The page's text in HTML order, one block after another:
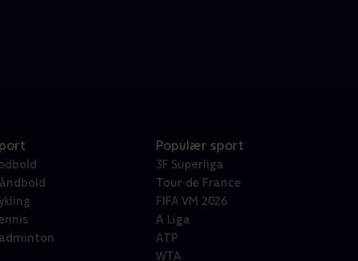
Populær sport
3F Superliga
Tour de France
FIFA VM 2026
A Liga
ATP
WTA